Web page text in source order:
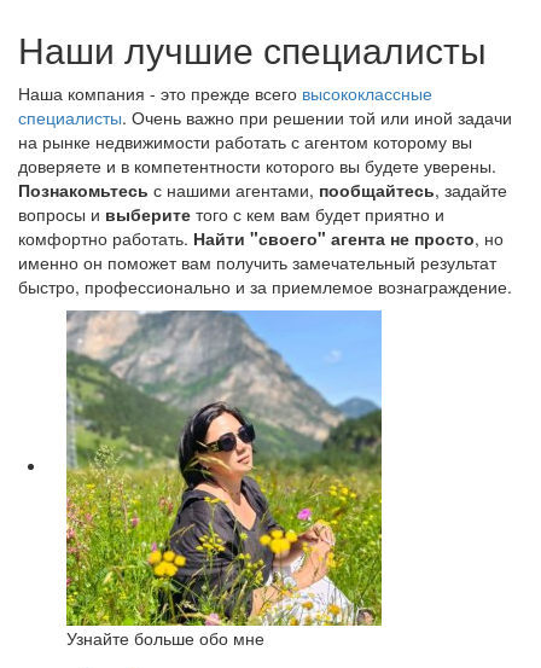
Наши лучшие специалисты
Наша компания - это прежде всего высококлассные
специалисты. Очень важно при решении той или иной задачи
на рынке недвижимости работать с агентом которому вы
доверяете и в компетентности которого вы будете уверены.
Познакомьтесь с нашими агентами, пообщайтесь, задайте
вопросы и выберите того с кем вам будет приятно и
комфортно работать. Найти "своего" агента не просто, но
именно он поможет вам получить замечательный результат
быстро, профессионально и за приемлемое вознаграждение.
Узнайте больше обо мне